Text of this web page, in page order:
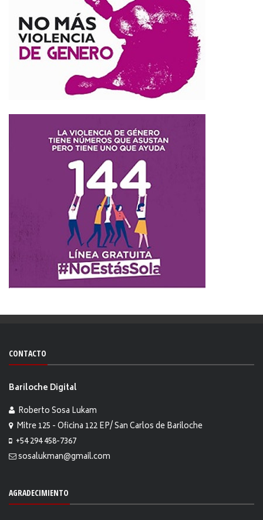
CONTACTO
Bariloche Digital
Roberto Sosa Lukam
Mitre 125 - Oficina 122 EP/ San Carlos de Bariloche
+54 294 458-7367
sosalukman@gmail.com
AGRADECIMIENTO